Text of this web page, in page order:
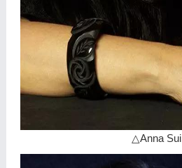
△Anna Sui